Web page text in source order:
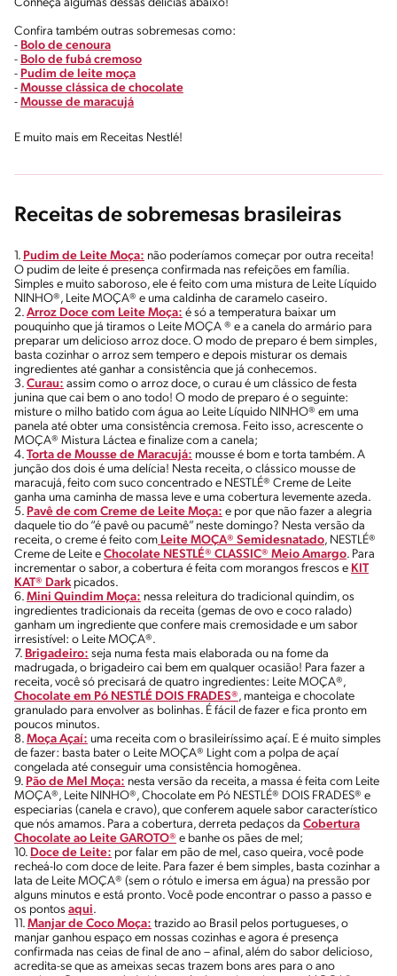
Conheça algumas dessas delícias abaixo!
Confira também outras sobremesas como:
- Bolo de cenoura
- Bolo de fubá cremoso
- Pudim de leite moça
- Mousse clássica de chocolate
- Mousse de maracujá
E muito mais em Receitas Nestlé!
Receitas de sobremesas brasileiras
1. Pudim de Leite Moça: não poderíamos começar por outra receita!
O pudim de leite é presença confirmada nas refeições em família.
Simples e muito saboroso, ele é feito com uma mistura de Leite Líquido
NINHO®, Leite MOÇA® e uma caldinha de caramelo caseiro.
2. Arroz Doce com Leite Moça: é só a temperatura baixar um
pouquinho que já tiramos o Leite MOÇA ® e a canela do armário para
preparar um delicioso arroz doce. O modo de preparo é bem simples,
basta cozinhar o arroz sem tempero e depois misturar os demais
ingredientes até ganhar a consistência que já conhecemos.
3. Curau: assim como o arroz doce, o curau é um clássico de festa
junina que cai bem o ano todo! O modo de preparo é o seguinte:
misture o milho batido com água ao Leite Líquido NINHO® em uma
panela até obter uma consistência cremosa. Feito isso, acrescente o
MOÇA® Mistura Láctea e finalize com a canela;
4. Torta de Mousse de Maracujá: mousse é bom e torta também. A
junção dos dois é uma delícia! Nesta receita, o clássico mousse de
maracujá, feito com suco concentrado e NESTLÉ® Creme de Leite
ganha uma caminha de massa leve e uma cobertura levemente azeda.
5. Pavê de com Creme de Leite Moça: e por que não fazer a alegria
daquele tio do “é pavê ou pacumê” neste domingo? Nesta versão da
receita, o creme é feito com Leite MOÇA® Semidesnatado, NESTLÉ®
Creme de Leite e Chocolate NESTLÉ® CLASSIC® Meio Amargo. Para
incrementar o sabor, a cobertura é feita com morangos frescos e KIT
KAT® Darkpicados.
6. Mini Quindim Moça: nessa releitura do tradicional quindim, os
ingredientes tradicionais da receita (gemas de ovo e coco ralado)
ganham um ingrediente que confere mais cremosidade e um sabor
irresistível: o Leite MOÇA®.
7. Brigadeiro: seja numa festa mais elaborada ou na fome da
madrugada, o brigadeiro cai bem em qualquer ocasião! Para fazer a
receita, você só precisará de quatro ingredientes: Leite MOÇA®,
Chocolate em Pó NESTLÉ DOIS FRADES®, manteiga e chocolate
granulado para envolver as bolinhas. É fácil de fazer e fica pronto em
poucos minutos.
8. Moça Açaí: uma receita com o brasileiríssimo açaí. E é muito simples
de fazer: basta bater o Leite MOÇA® Light com a polpa de açaí
congelada até conseguir uma consistência homogênea.
9. Pão de Mel Moça: nesta versão da receita, a massa é feita com Leite
MOÇA®, Leite NINHO®, Chocolate em Pó NESTLÉ® DOIS FRADES® e
especiarias (canela e cravo), que conferem aquele sabor característico
que nós amamos. Para a cobertura, derreta pedaços da Cobertura
Chocolate ao Leite GAROTO® e banhe os pães de mel;
10. Doce de Leite: por falar em pão de mel, caso queira, você pode
recheá-lo com doce de leite. Para fazer é bem simples, basta cozinhar a
lata de Leite MOÇA® (sem o rótulo e imersa em água) na pressão por
alguns minutos e está pronto. Você pode encontrar o passo a passo e
os pontos aqui.
11. Manjar de Coco Moça: trazido ao Brasil pelos portugueses, o
manjar ganhou espaço em nossas cozinhas e agora é presença
confirmada nas ceias de final de ano – afinal, além do sabor delicioso,
acredita-se que as ameixas secas trazem bons ares para o ano